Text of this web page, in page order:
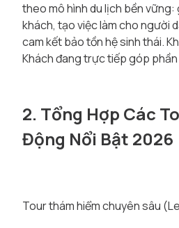
theo mô hình du lịch bền vững:
khách, tạo việc làm cho người
cam kết bảo tồn hệ sinh thái.
Khách đang trực tiếp góp
2. Tổng Hợp Các
Động Nổi Bật 2026
Tour thám hiểm chuyên sâu